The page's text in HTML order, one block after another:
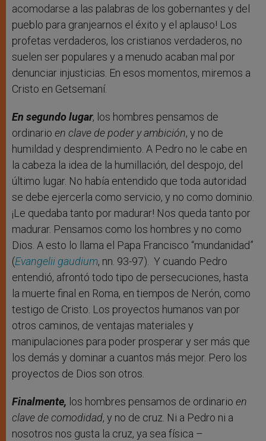
acomodarse a las palabras de los gobernantes y del
pueblo para granjearnos el éxito y el aplauso! Los
profetas verdaderos, los cristianos verdaderos, no
suelen ser populares y a menudo acaban mal por
denunciar injusticias. En esos momentos, miremos a
Cristo en Getsemaní.
En segundo lugar, los hombres pensamos de
ordinario en clave de poder y ambición, y no de
humildad y desprendimiento. A Pedro no le cabe en
la cabeza la idea de la humillación, del despojo, del
último lugar. No había entendido que toda autoridad
se debe ejercerla como servicio, y no como dominio.
¡Le quedaba tanto por madurar! Nos queda tanto por
madurar. Pensamos como los hombres y no como
Dios. A esto lo llama el Papa Francisco “mundanidad”
(Evangelii gaudium, nn. 93-97). Y cuando Pedro
entendió, afrontó todo tipo de persecuciones, hasta
la muerte final en Roma, en tiempos de Nerón, como
testigo de Cristo. Los proyectos humanos van por
otros caminos, de ventajas materiales y
manipulaciones para poder prosperar y ser más que
los demás y dominar a cuantos más mejor. Pero los
proyectos de Dios son otros.
Finalmente, los hombres pensamos de ordinario en
clave de comodidad, y no de cruz. Ni a Pedro ni a
nosotros nos gusta la cruz, ya sea física –